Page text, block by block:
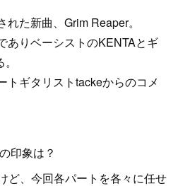
た新曲、Grim Reaper。
ありベーシストのKENTAとギ
トギタリストtackeからのコメ
印象は？
ど、今回各パートを各々に任せ